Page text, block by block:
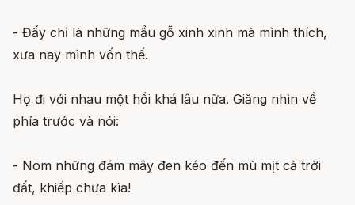
- Đấy chỉ là những mẩu gỗ xinh xinh mà mình thích,
xưa nay mình vốn thế.
Họ đi với nhau một hồi khá lâu nữa. Giăng nhìn về
phía trước và nói:
- Nom những đám mây đen kéo đến mù mịt cả trời
đất, khiếp chưa kìa!